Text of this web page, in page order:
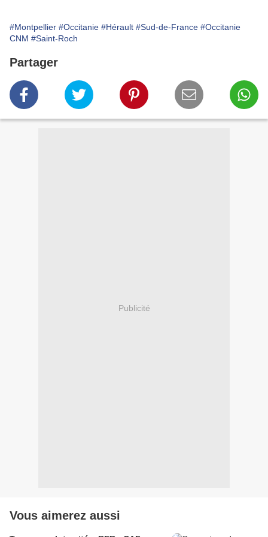
#Montpellier #Occitanie #Hérault #Sud-de-France #Occitanie
CNM #Saint-Roch
Partager
Publicité
Vous aimerez aussi